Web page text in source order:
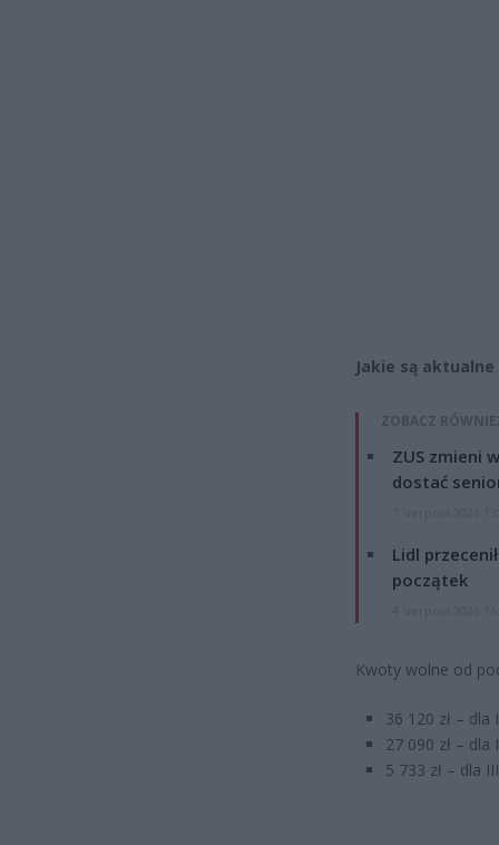
Jakie są
ZOBACZ
ZUS zmieni
dostać
Lidl
początek
Kwoty wolne od
36 120 zł –
27 090 zł –
5 733 zł – dla